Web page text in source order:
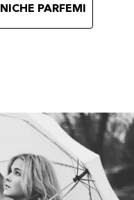
NICHE PARFEMI